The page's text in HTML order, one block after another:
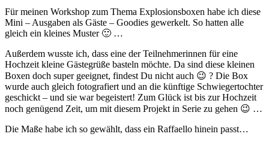
Für meinen Workshop zum Thema Explosionsboxen habe ich diese
Mini – Ausgaben als Gäste – Goodies gewerkelt. So hatten alle
gleich ein kleines Muster 🙂 …
Außerdem wusste ich, dass eine der Teilnehmerinnen für eine
Hochzeit kleine Gästegrüße basteln möchte. Da sind diese kleinen
Boxen doch super geeignet, findest Du nicht auch 😉 ? Die Box
wurde auch gleich fotografiert und an die künftige Schwiegertochter
geschickt – und sie war begeistert! Zum Glück ist bis zur Hochzeit
noch genügend Zeit, um mit diesem Projekt in Serie zu gehen 😉 …
Die Maße habe ich so gewählt, dass ein Raffaello hinein passt…